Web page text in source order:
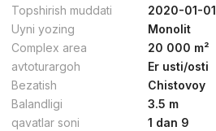
Topshirish muddati
2020-01-01
Uyni yozing
Monolit
Complex area
20 000 m²
avtoturargoh
Er usti/osti
Bezatish
Chistovoy
Balandligi
3.5 m
qavatlar soni
1 dan 9